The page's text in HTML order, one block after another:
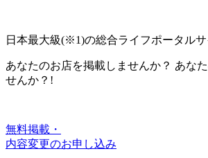
日本最大級(※1)の総合ライフポータルサ
あなたのお店を掲載しませんか？ あな
せんか？!
無料掲載・
内容変更のお申し込み